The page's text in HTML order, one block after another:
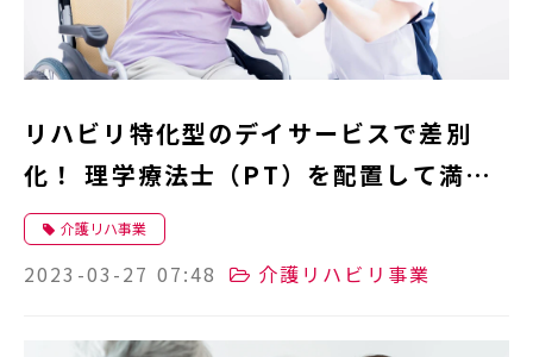
リハビリ特化型のデイサービスで差別
化！ 理学療法士（PT）を配置して満足
度向上へ
介護リハ事業
2023-03-27 07:48 介護リハビリ事業